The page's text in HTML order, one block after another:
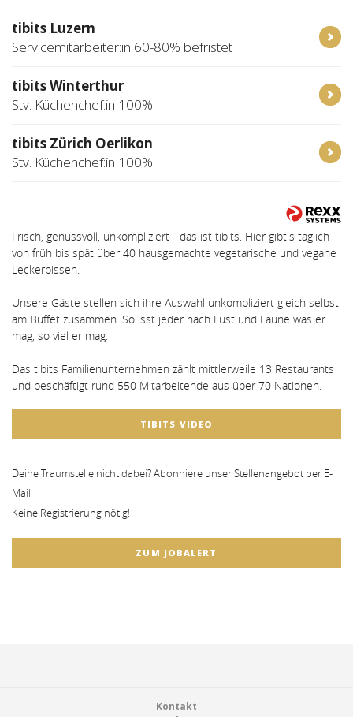
tibits Luzern
Servicemitarbeiter:in 60-80% befristet
tibits Winterthur
Stv. Küchenchef:in 100%
tibits Zürich Oerlikon
Stv. Küchenchef:in 100%
Frisch, genussvoll, unkompliziert - das ist tibits. Hier gibt's täglich
von früh bis spät über 40 hausgemachte vegetarische und vegane
Leckerbissen.
Unsere Gäste stellen sich ihre Auswahl unkompliziert gleich selbst
am Buffet zusammen. So isst jeder nach Lust und Laune was er
mag, so viel er mag.
Das tibits Familienunternehmen zählt mittlerweile 13 Restaurants
und beschäftigt rund 550 Mitarbeitende aus über 70 Nationen.
TIBITS VIDEO
Deine Traumstelle nicht dabei? Abonniere unser Stellenangebot per E-
Mail!
Keine Registrierung nötig!
ZUM JOBALERT
Kontakt